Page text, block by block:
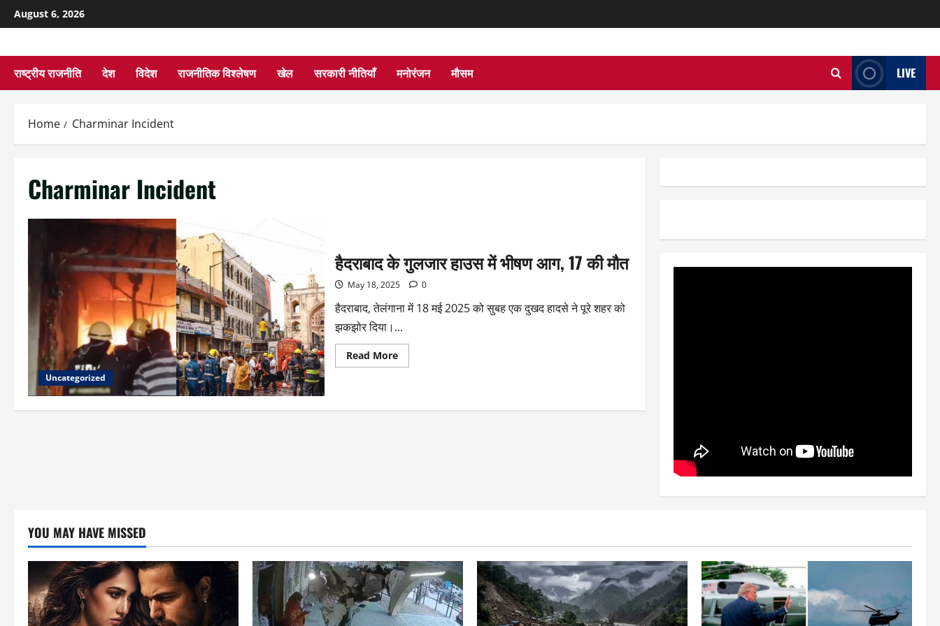
August 6, 2026
राष्ट्रीय राजनीति देश विदेश राजनीतिक विश्लेषण खेल सरकारी नीतियाँ मनोरंजन मौसम LIVE
Home Charminar Incident
Charminar Incident
Uncategorized
हैदराबाद के गुलजार हाउस में भीषण आग, 17 की मौत
May 18, 2025 0
हैदराबाद, तेलंगाना में 18 मई 2025 को सुबह एक दुखद हादसे ने पूरे शहर को
झकझोर दिया।...
Read More
YOU MAY HAVE MISSED